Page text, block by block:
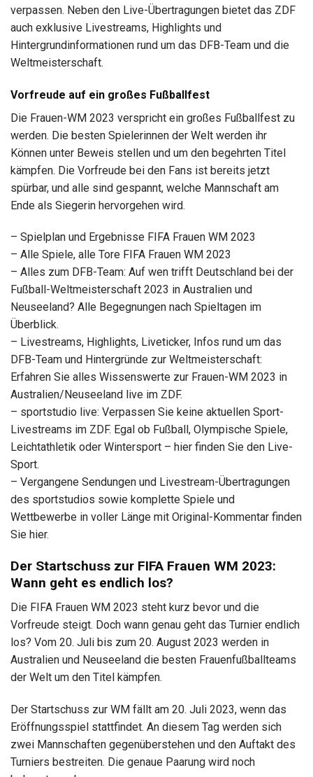
verpassen. Neben den Live-Übertragungen bietet das ZDF
auch exklusive Livestreams, Highlights und
Hintergrundinformationen rund um das DFB-Team und die
Weltmeisterschaft.
Vorfreude auf ein großes Fußballfest
Die Frauen-WM 2023 verspricht ein großes Fußballfest zu
werden. Die besten Spielerinnen der Welt werden ihr
Können unter Beweis stellen und um den begehrten Titel
kämpfen. Die Vorfreude bei den Fans ist bereits jetzt
spürbar, und alle sind gespannt, welche Mannschaft am
Ende als Siegerin hervorgehen wird.
– Spielplan und Ergebnisse FIFA Frauen WM 2023
– Alle Spiele, alle Tore FIFA Frauen WM 2023
– Alles zum DFB-Team: Auf wen trifft Deutschland bei der
Fußball-Weltmeisterschaft 2023 in Australien und
Neuseeland? Alle Begegnungen nach Spieltagen im
Überblick.
– Livestreams, Highlights, Liveticker, Infos rund um das
DFB-Team und Hintergründe zur Weltmeisterschaft:
Erfahren Sie alles Wissenswerte zur Frauen-WM 2023 in
Australien/Neuseeland live im ZDF.
– sportstudio live: Verpassen Sie keine aktuellen Sport-
Livestreams im ZDF. Egal ob Fußball, Olympische Spiele,
Leichtathletik oder Wintersport – hier finden Sie den Live-
Sport.
– Vergangene Sendungen und Livestream-Übertragungen
des sportstudios sowie komplette Spiele und
Wettbewerbe in voller Länge mit Original-Kommentar finden
Sie hier.
Der Startschuss zur FIFA Frauen WM 2023:
Wann geht es endlich los?
Die FIFA Frauen WM 2023 steht kurz bevor und die
Vorfreude steigt. Doch wann genau geht das Turnier endlich
los? Vom 20. Juli bis zum 20. August 2023 werden in
Australien und Neuseeland die besten Frauenfußballteams
der Welt um den Titel kämpfen.
Der Startschuss zur WM fällt am 20. Juli 2023, wenn das
Eröffnungsspiel stattfindet. An diesem Tag werden sich
zwei Mannschaften gegenüberstehen und den Auftakt des
Turniers bestreiten. Die genaue Paarung wird noch